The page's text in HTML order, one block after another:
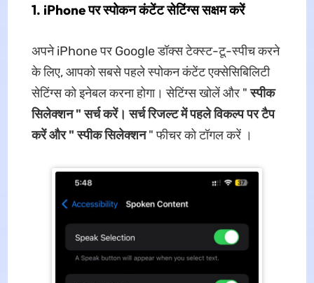
1. iPhone पर स्पोकन कंटेंट सेटिंग्स सक्षम करें
अपने iPhone पर Google डॉक्स टेक्स्ट-टू-स्पीच करने
के लिए, आपको सबसे पहले स्पोकन कंटेंट एक्सेसिबिलिटी
सेटिंग्स को इनेबल करना होगा। सेटिंग्स खोलें और "स्पीक
सिलेक्शन " सर्च करें। सर्च रिजल्ट में पहले विकल्प पर टैप
करें और "स्पीक सिलेक्शन" फीचर को टॉगल करें ।